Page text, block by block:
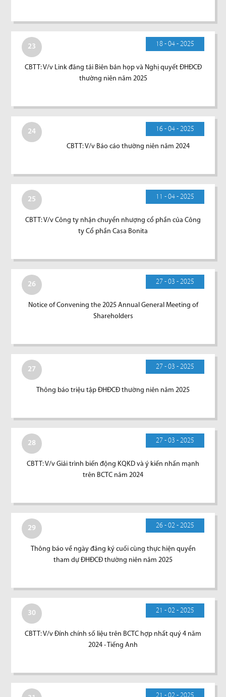
23 18 - 04 - 2025
CBTT: V/v Link đăng tải Biên bản họp và Nghị quyết ĐHĐCĐ
thường niên năm 2025
24 16 - 04 - 2025
CBTT: V/v Báo cáo thường niên năm 2024
25 11 - 04 - 2025
CBTT: V/v Công ty nhận chuyển nhượng cổ phần của Công
ty Cổ phần Casa Bonita
26 27 - 03 - 2025
Notice of Convening the 2025 Annual General Meeting of
Shareholders
27 27 - 03 - 2025
Thông báo triệu tập ĐHĐCĐ thường niên năm 2025
28 27 - 03 - 2025
CBTT: V/v Giải trình biến động KQKD và ý kiến nhấn mạnh
trên BCTC năm 2024
29 26 - 02 - 2025
Thông báo về ngày đăng ký cuối cùng thực hiện quyền
tham dự ĐHĐCĐ thường niên năm 2025
30 21 - 02 - 2025
CBTT: V/v Đính chính số liệu trên BCTC hợp nhất quý 4 năm
2024 - Tiếng Anh
21 - 02 - 2025